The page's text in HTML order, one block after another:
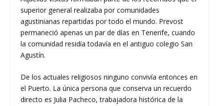
superior general realizaba por comunidades
agustinianas repartidas por todo el mundo. Prevost
permaneció apenas un par de días en Tenerife, cuando
la comunidad residía todavía en el antiguo colegio San
Agustín.
De los actuales religiosos ninguno convivía entonces en
el Puerto. La única persona que conserva un recuerdo
directo es Julia Pacheco, trabajadora histórica de la